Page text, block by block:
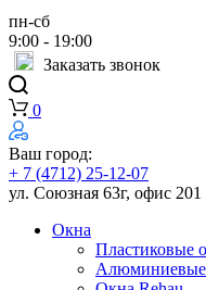
пн-сб
9:00 - 19:00
Заказать звонок
0
Ваш город:
+ 7 (4712) 25-12-07
ул. Союзная 63г, офис 201
Окна
Пластиковые
Алюминиевые